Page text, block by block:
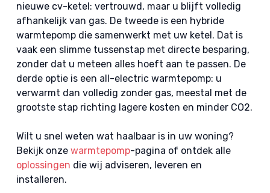
nieuwe cv-ketel: vertrouwd, maar u blijft volledig
afhankelijk van gas. De tweede is een hybride
warmtepomp die samenwerkt met uw ketel. Dat is
vaak een slimme tussenstap met directe besparing,
zonder dat u meteen alles hoeft aan te passen. De
derde optie is een all-electric warmtepomp: u
verwarmt dan volledig zonder gas, meestal met de
grootste stap richting lagere kosten en minder CO2.
Wilt u snel weten wat haalbaar is in uw woning?
Bekijk onze warmtepomp-pagina of ontdek alle
oplossingen die wij adviseren, leveren en
installeren.